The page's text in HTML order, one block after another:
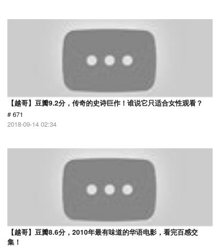
【越哥】豆瓣9.2分，传奇的史诗巨作！谁说它只适合女性观看？
# 671
2018-09-14 02:34
【越哥】豆瓣8.6分，2010年最有味道的华语电影，看完百感交
集！